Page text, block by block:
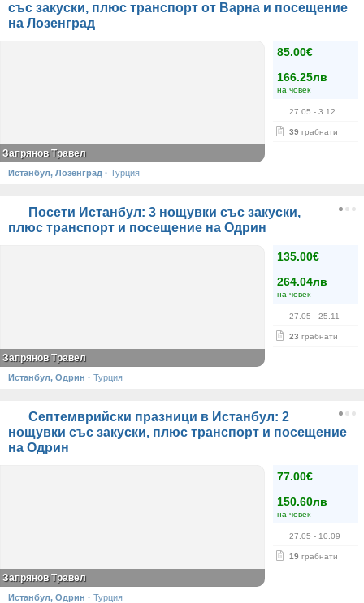
със закуски, плюс транспорт от Варна и посещение
на Лозенград
85.00€
166.25лв
на човек
27.05 - 3.12
39 грабнати
Запрянов Травел
Истанбул, Лозенград · Турция
Посети Истанбул: 3 нощувки със закуски,
плюс транспорт и посещение на Одрин
135.00€
264.04лв
на човек
27.05 - 25.11
23 грабнати
Запрянов Травел
Истанбул, Одрин · Турция
Септемврийски празници в Истанбул: 2
нощувки със закуски, плюс транспорт и посещение
на Одрин
77.00€
150.60лв
на човек
27.05 - 10.09
19 грабнати
Запрянов Травел
Истанбул, Одрин · Турция